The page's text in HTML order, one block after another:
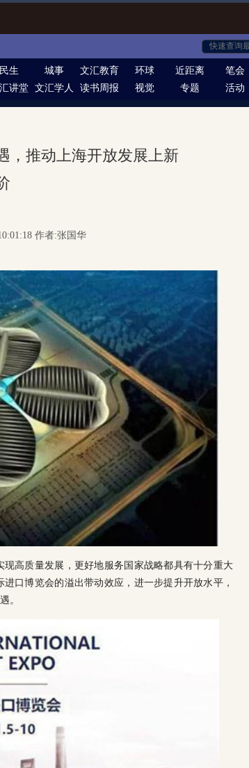
民生 城事 文汇教育 环球 近距离 笔会
讲堂 文汇学人 读书周报 视觉 专题 活动
，推动上海开放发展上新
作者:张国华
高质量发展，更好地服务国家战略都具有十分重大
口博览会的溢出带动效应，进一步提升开放水平，
。